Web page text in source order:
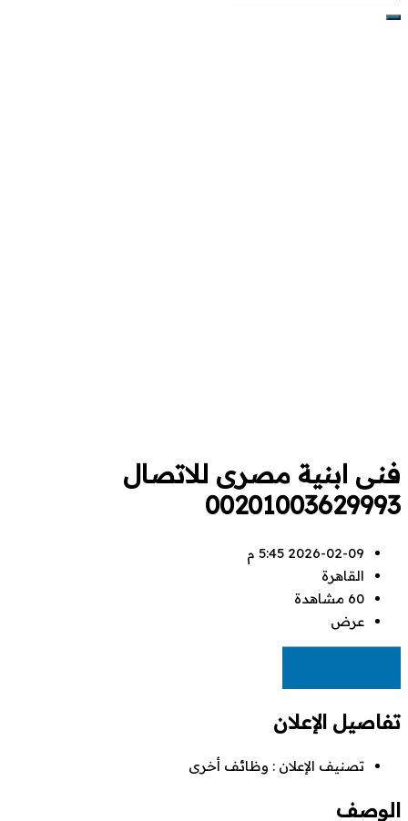
فنى ابنية مصرى للاتصال
00201003629993
2026-02-09 5:45 م
القاهرة
60 مشاهدة
عرض
تفاصيل الإعلان
تصنيف الإعلان : وظائف أخرى
الوصف